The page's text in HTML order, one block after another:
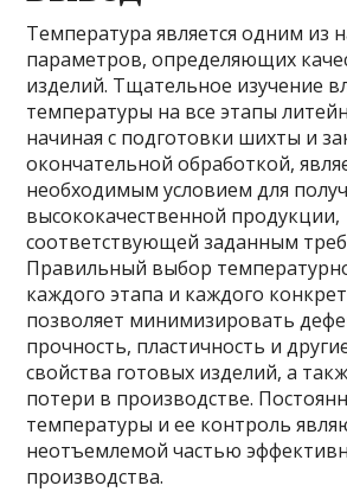
Температура является одним из
параметров, определяющих
изделий. Тщательное изучение
температуры на все этапы
начиная с подготовки шихты и
окончательной обработкой,
необходимым условием для
высококачественной продукции,
соответствующей заданным
Правильный выбор
каждого этапа и каждого
позволяет минимизировать
прочность, пластичность и
свойства готовых изделий, а
потери в производстве.
температуры и ее контроль
неотъемлемой частью
производства.